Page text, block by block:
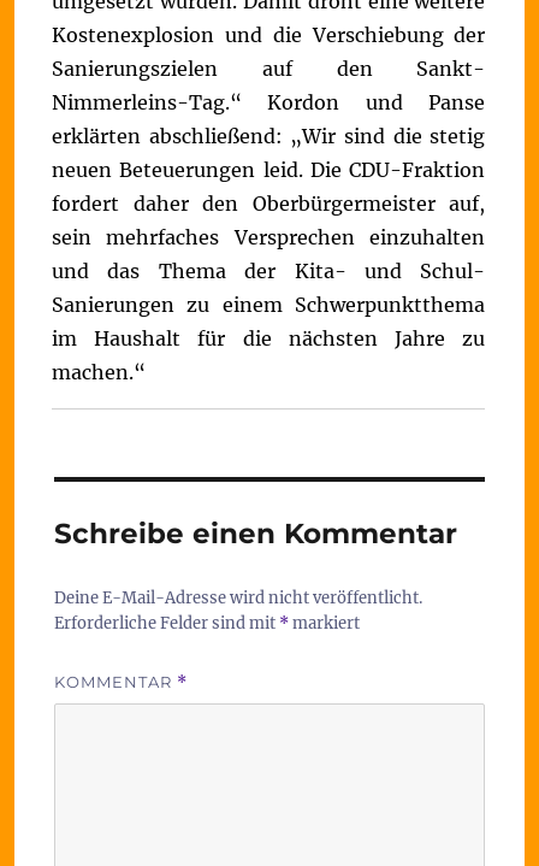
Kostenexplosion und die Verschiebung der
Sanierungszielen auf den Sankt-
Nimmerleins-Tag.“Kordon und Panse
erklärten abschließend: „Wir sind die stetig
neuen Beteuerungen leid. Die CDU-Fraktion
fordert daher den Oberbürgermeister auf,
sein mehrfaches Versprechen einzuhalten
und das Thema der Kita- und Schul-
Sanierungen zu einem Schwerpunktthema
im Haushalt für die nächsten Jahre zu
machen.“
Schreibe einen Kommentar
Deine E-Mail-Adresse wird nicht veröffentlicht.
Erforderliche Felder sind mit *markiert
KOMMENTAR *